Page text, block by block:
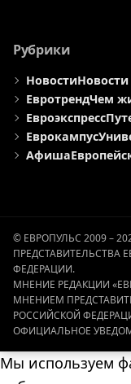
Рубрики
Новости
ЕвротрендЧем
Евроэкспресс
Еврокампус
Афиша
© ЕВРОПУЛЬС 2009 –
ПРЕДСТАВИТЕЛЬСТВА
ФЕДЕРАЦИИ.
МНЕНИЕ РЕДАКЦИИ
МНЕНИЕМ
РОССИЙСКОЙ
ОФИЦИАЛЬНОЕ
Мы используем